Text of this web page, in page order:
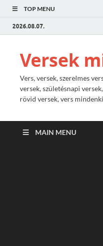
TOP MENU
2026.08.07.
Versek
Vers, versek, szerelmes
versek, születésnapi
rövid versek, vers
MAIN MENU